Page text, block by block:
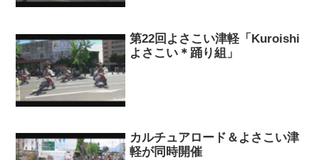
第22回よさこい津軽「Kuroishi
よさこい＊踊り組」
カルチュアロード＆よさこい津
軽が同時開催